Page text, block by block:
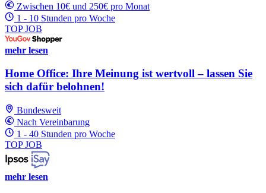
Zwischen 10€ und 250€ pro Monat
1 - 10 Stunden pro Woche
TOP JOB
mehr lesen
Home Office: Ihre Meinung ist wertvoll – lassen Sie
sich dafür belohnen!
Bundesweit
Nach Vereinbarung
1 - 40 Stunden pro Woche
TOP JOB
mehr lesen